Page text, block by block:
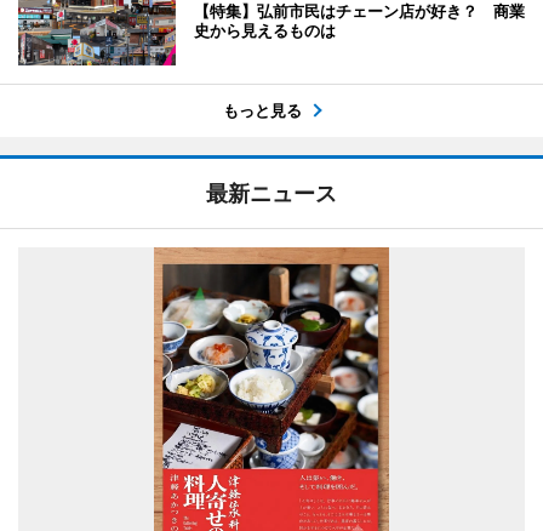
【特集】弘前市民はチェーン店が好き？ 商業
史から見えるものは
もっと見る
最新ニュース